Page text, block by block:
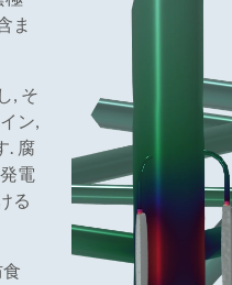
ま
, そ
ン,
. 腐
電
る